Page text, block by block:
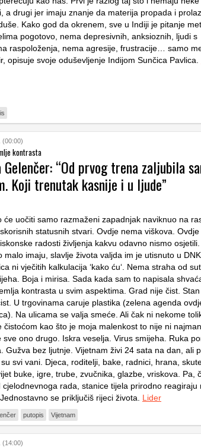
a drugi jer imaju znanje da materija propada i
Kako god da okrenem, sve u Indiji je pitanje
pogotovo, nema depresivnih, anksioznih, ljudi s
raspoloženja, nema agresije, frustracije… samo
opisuje svoje oduševljenje Indijom Sunčica Pavlica.
(00:00)
kontrasta
Gelenčer: “Od prvog trena zaljubila
Koji trenutak kasnije i u ljude”
će uočiti samo razmaženi zapadnjak naviknuo na
statusnih stvari. Ovdje nema viškova. Ovdje
radosti življenja kakvu odavno nismo
malo imaju, slavlje života valjda im je utisnuto u
ni vječitih kalkulacija ‘kako ću‘. Nema straha od
Boja i mirisa. Sada kada sam to napisala
kontrasta u svim aspektima. Grad nije čist.
U trgovinama caruje plastika (zelena agenda
Na ulicama se valja smeće. Ali čak ni nekome
čistoćom kao što je moja malenkost to nije ni
sve ono drugo. Iskra veselja. Virus smijeha. Ruka
Gužva bez ljutnje. Vijetnam živi 24 sata na dan, ali
svi vani. Djeca, roditelji, bake, radnici, hrana,
buke, igre, trube, zvučnika, glazbe, vriskova. Pa,
cjelodnevnoga rada, stanice tijela prirodno reagiraju
se priključiš rijeci života. Lider
putopis Vijetnam
(14:00)